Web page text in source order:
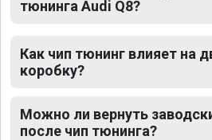
тюнинга Audi Q8?
Как чип тюнинг влияет на
коробку?
Можно ли вернуть
после чип тюнинга?